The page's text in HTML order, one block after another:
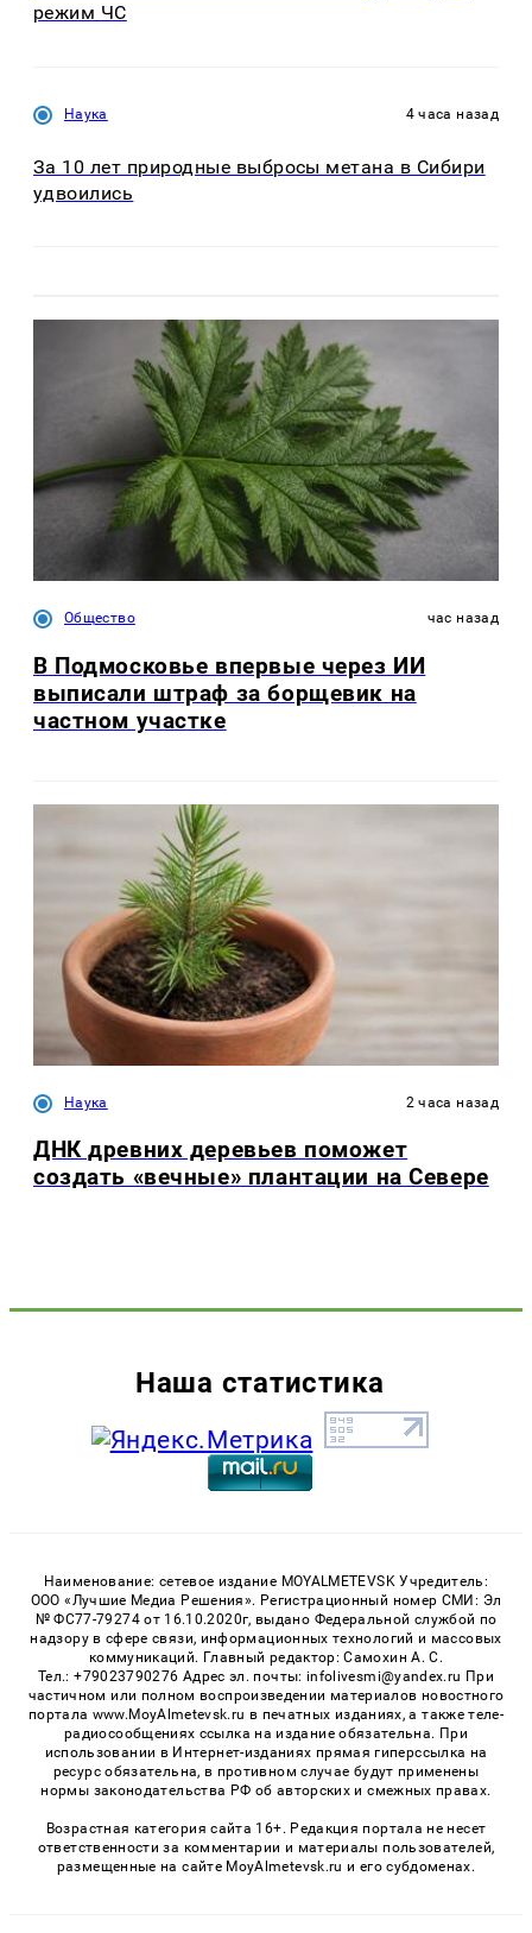
режим ЧС
Наука 4 часа назад
За 10 лет природные выбросы метана в Сибири
удвоились
Общество час назад
В Подмосковье впервые через ИИ
выписали штраф за борщевик на
частном участке
Наука 2 часа назад
ДНК древних деревьев поможет
создать «вечные» плантации на Севере
Наша статистика
Наименование: сетевое издание MOYALMETEVSK Учредитель:
ООО «Лучшие Медиа Решения». Регистрационный номер СМИ: Эл
№ ФС77-79274 от 16.10.2020г, выдано Федеральной службой по
надзору в сфере связи, информационных технологий и массовых
коммуникаций. Главный редактор: Самохин А. С.
Тел.: +79023790276 Адрес эл. почты: infolivesmi@yandex.ru При
частичном или полном воспроизведении материалов новостного
портала www.MoyAlmetevsk.ru в печатных изданиях, а также теле-
радиосообщениях ссылка на издание обязательна. При
использовании в Интернет-изданиях прямая гиперссылка на
ресурс обязательна, в противном случае будут применены
нормы законодательства РФ об авторских и смежных правах.
Возрастная категория сайта 16+. Редакция портала не несет
ответственности за комментарии и материалы пользователей,
размещенные на сайте MoyAlmetevsk.ru и его субдоменах.